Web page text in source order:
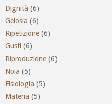
Dignità (6)
Gelosia (6)
Ripetizione (6)
Gusti (6)
Riproduzione (6)
Noia (5)
Fisiologia (5)
Materia (5)